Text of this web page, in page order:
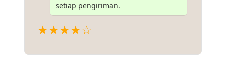
setiap pengiriman.
★★★★☆